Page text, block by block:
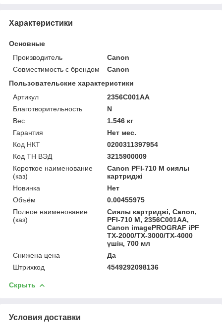
Характеристики
Основные
Производитель
Canon
Совместимость с брендом
Canon
Пользовательские характеристики
Артикул
2356C001AA
Благотворительность
N
Вес
1.546 кг
Гарантия
Нет мес.
Код НКТ
0200311397954
Код ТН ВЭД
3215900009
Короткое наименование
(каз)
Canon PFI-710 M сиялы
картриджі
Новинка
Нет
Объём
0.00455975
Полное наименование
(каз)
Сиялы картриджі, Canon,
PFI-710 M, 2356C001AA,
Canon imagePROGRAF iPF
TX-2000/TX-3000/TX-4000
үшін, 700 мл
Снижена цена
Да
Штрихкод
4549292098136
Скрыть
Условия доставки